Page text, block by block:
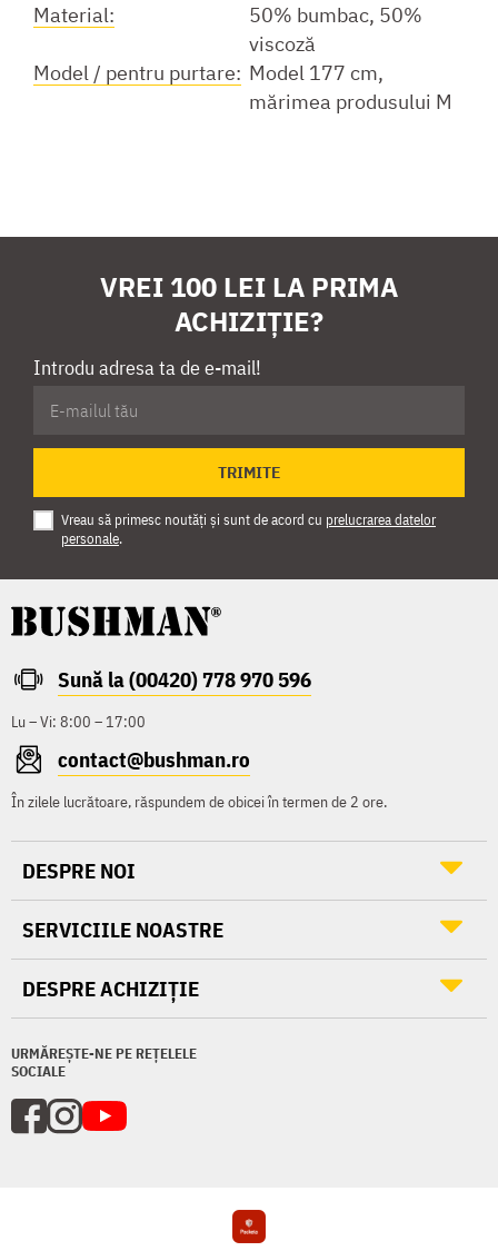
Material:
50% bumbac, 50%
viscoză
Model / pentru purtare: Model 177 cm,
mărimea produsului M
VREI 100 LEI LA PRIMA
ACHIZIȚIE?
Introdu adresa ta de e-mail!
TRIMITE
Vreau să primesc noutăți și sunt de acord cu prelucrarea datelor
personale.
Sună la (00420) 778 970 596
Lu – Vi: 8:00 – 17:00
contact@bushman.ro
În zilele lucrătoare, răspundem de obicei în termen de 2 ore.
URMĂREȘTE-NE PE REȚELELE
SOCIALE
DESPRE NOI
SERVICIILE NOASTRE
DESPRE ACHIZIȚIE